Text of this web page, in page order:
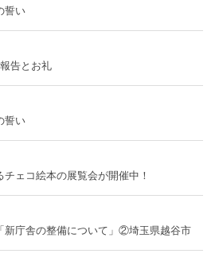
誓い
告とお礼
誓い
チェコ絵本の展覧会が開催中！
庁舎の整備について」②埼玉県越谷市